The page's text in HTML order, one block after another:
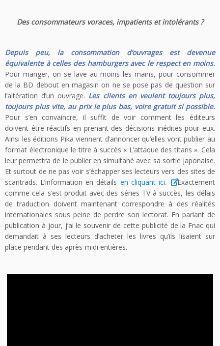
Des consommateurs voraces, impatients et intolérants ?
Depuis peu, la consommation d’ouvrages est devenue
équivalente à celles des hamburgers avec le respect en moins.
Pour manger, on se lave au moins les mains, pour consommer
de la BD debout en magasin on ne se pose pas de question sur
l’altération d’un ouvrage. Les clients en veulent toujours plus,
toujours plus vite, au prix le plus bas, voire gratuit si possible.
Pour s’en convaincre, il suffit de voir comment les éditeurs
doivent être réactifs en prenant des décisions inédites pour eux.
Ainsi les éditions Pika viennent d’annoncer qu’elles vont publier au
format électronique le titre à succès « L’attaque des titans ». Cela
leur permettra de le publier en simultané avec sa sortie japonaise.
Et surtout de ne pas voir s’échapper ses lecteurs vers des sites de
scantrads. L’information en détails en cliquant ici.
Exactement
comme cela s’est produit avec des séries TV à succès, les délais
de traduction doivent maintenant correspondre à des réalités
internationales sous peine de perdre son lectorat. En parlant de
publication à jour, j’ai le souvenir de cette publicité de la Fnac qui
demandait à ses lecteurs d’acheter les livres qu’ils lisaient sur
place pendant des après-midi entières.